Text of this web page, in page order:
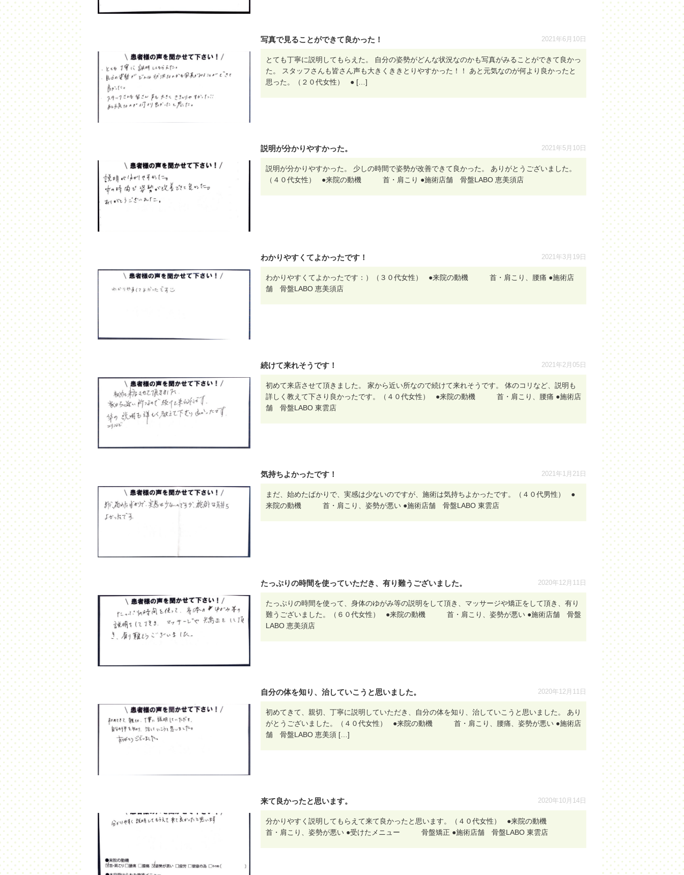
写真で見ることができて良かった！ 2021年6月10日
とても丁寧に説明してもらえた。 自分の姿勢がどんな状況なのかも写真がみることができて良かっ
た。 スタッフさんも皆さん声も大きくききとりやすかった！！ あと元気なのが何より良かったと
思った。（２０代女性） ● […]
説明が分かりやすかった。 2021年5月10日
説明が分かりやすかった。 少しの時間で姿勢が改善できて良かった。 ありがとうございました。
（４０代女性） ●来院の動機 首・肩こり ●施術店舗 骨盤LABO 恵美須店
わかりやすくてよかったです！ 2021年3月19日
わかりやすくてよかったです：）（３０代女性） ●来院の動機 首・肩こり、腰痛 ●施術店
舗 骨盤LABO 恵美須店
続けて来れそうです！ 2021年2月05日
初めて来店させて頂きました。 家から近い所なので続けて来れそうです。 体のコリなど、説明も
詳しく教えて下さり良かったです。（４０代女性） ●来院の動機 首・肩こり、腰痛 ●施術店
舗 骨盤LABO 東雲店
気持ちよかったです！ 2021年1月21日
まだ、始めたばかりで、実感は少ないのですが、施術は気持ちよかったです。（４０代男性） ●
来院の動機 首・肩こり、姿勢が悪い ●施術店舗 骨盤LABO 東雲店
たっぷりの時間を使っていただき、有り難うございました。 2020年12月11日
たっぷりの時間を使って、身体のゆがみ等の説明をして頂き、マッサージや矯正をして頂き、有り
難うございました。（６０代女性） ●来院の動機 首・肩こり、姿勢が悪い ●施術店舗 骨盤
LABO 恵美須店
自分の体を知り、治していこうと思いました。 2020年12月11日
初めてきて、親切、丁寧に説明していただき、自分の体を知り、治していこうと思いました。 あり
がとうございました。（４０代女性） ●来院の動機 首・肩こり、腰痛、姿勢が悪い ●施術店
舗 骨盤LABO 恵美須 […]
来て良かったと思います。 2020年10月14日
分かりやすく説明してもらえて来て良かったと思います。（４０代女性） ●来院の動機
首・肩こり、姿勢が悪い ●受けたメニュー 骨盤矯正 ●施術店舗 骨盤LABO 東雲店